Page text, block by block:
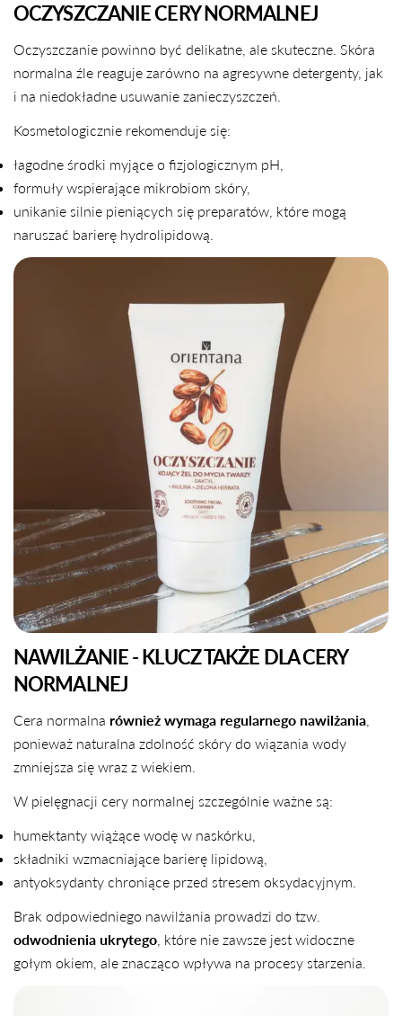
OCZYSZCZANIE CERY NORMALNEJ
Oczyszczanie powinno być delikatne, ale skuteczne. Skóra
normalna źle reaguje zarówno na agresywne detergenty, jak
i na niedokładne usuwanie zanieczyszczeń.
Kosmetologicznie rekomenduje się:
łagodne środki myjące o fizjologicznym pH,
formuły wspierające mikrobiom skóry,
unikanie silnie pieniących się preparatów, które mogą
naruszać barierę hydrolipidową.
NAWILŻANIE - KLUCZ TAKŻE DLA CERY
NORMALNEJ
Cera normalna również wymaga regularnego nawilżania
ponieważ naturalna zdolność skóry do wiązania wody
zmniejsza się wraz z wiekiem.
W pielęgnacji cery normalnej szczególnie ważne są:
humektanty wiążące wodę w naskórku,
składniki wzmacniające barierę lipidową,
antyoksydanty chroniące przed stresem oksydacyjnym.
Brak odpowiedniego nawilżania prowadzi do tzw.
odwodnienia ukrytego , które nie zawsze jest widoczne
gołym okiem, ale znacząco wpływa na procesy starzenia.